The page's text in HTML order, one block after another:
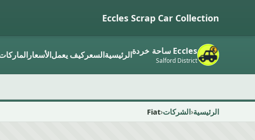
Eccles Scrap Car Collection
Eccles ساحة خردة
Salford District الرئيسيةالسعركيف يعملالأسعار
الرئيسية الشركات Fiat